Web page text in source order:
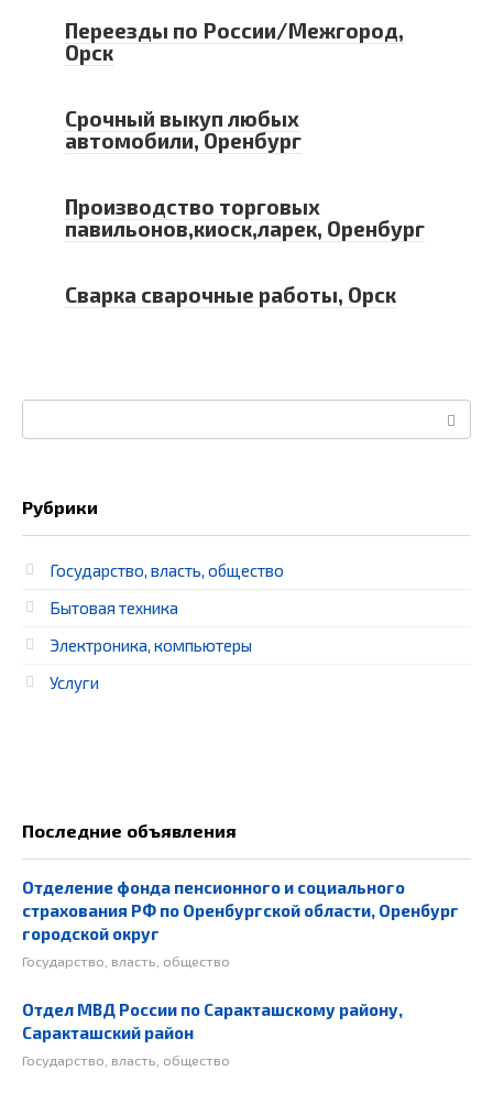
Переезды по России/Межгород,
Орск
Срочный выкуп любых
автомобили, Оренбург
Производство торговых
павильонов,киоск,ларек, Оренбург
Сварка сварочные работы, Орск
Рубрики
Государство, власть, общество
Бытовая техника
Электроника, компьютеры
Услуги
Последние объявления
Отделение фонда пенсионного и социального
страхования РФ по Оренбургской области, Оренбург
городской округ
Государство, власть, общество
Отдел МВД России по Саракташскому району,
Саракташский район
Государство, власть, общество